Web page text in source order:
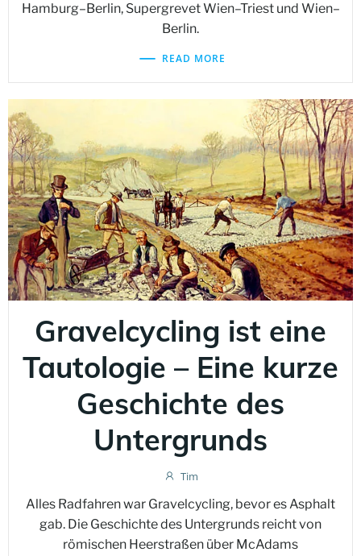
Hamburg–Berlin, Supergrevet Wien–Triest und Wien–
Berlin.
READ MORE
Gravelcycling ist eine
Tautologie – Eine kurze
Geschichte des
Untergrunds
Tim
Alles Radfahren war Gravelcycling, bevor es Asphalt
gab. Die Geschichte des Untergrunds reicht von
römischen Heerstraßen über McAdams